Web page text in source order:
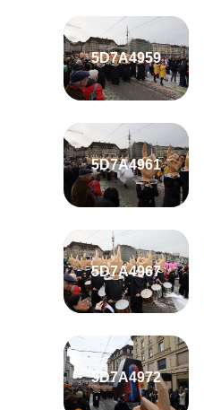
5D7A4959
5D7A4961
5D7A4967
5D7A4972